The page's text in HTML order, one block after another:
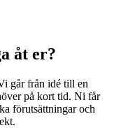
åt er?
går från idé till en
på kort tid. Ni får
förutsättningar och